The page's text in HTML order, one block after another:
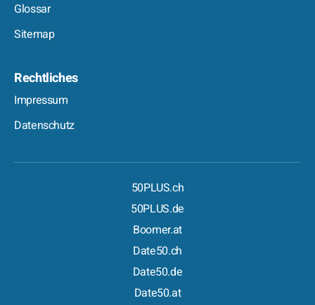
Glossar
Sitemap
Rechtliches
Impressum
Datenschutz
50PLUS.ch
50PLUS.de
Boomer.at
Date50.ch
Date50.de
Date50.at